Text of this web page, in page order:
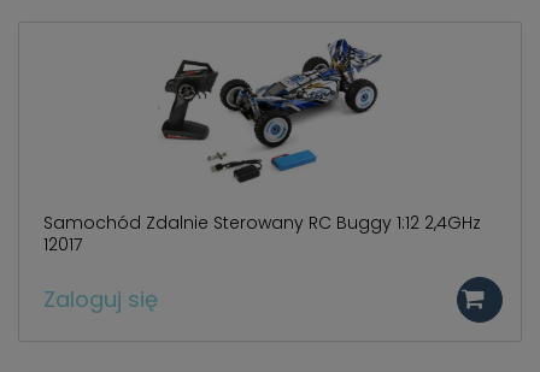
Samochód Zdalnie Sterowany RC Buggy 1:12 2,4GHz
12017
Zaloguj się